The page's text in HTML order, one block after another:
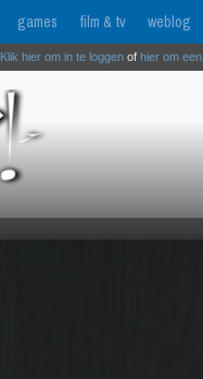
games film & tv weblog
Klik hier om in te loggen of hier om